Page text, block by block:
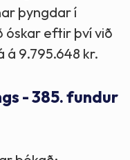
þyngdar í
óskar eftir því við
á 9.795.648 kr.
- 385. fundur